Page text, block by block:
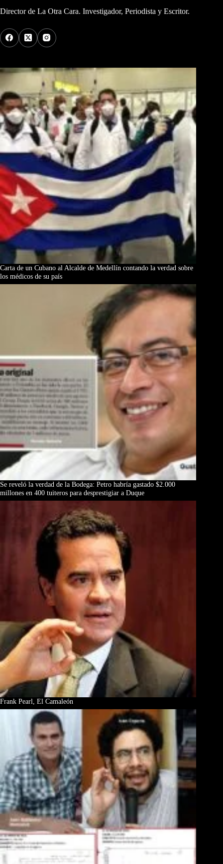
Director de La Otra Cara. Investigador, Periodista y Escritor.
Carta de un Cubano al Alcalde de Medellín contando la verdad sobre
los médicos de su país
Se reveló la verdad de la Bodega: Petro habría gastado $2.000
millones en 400 tuiteros para desprestigiar a Duque
Frank Pearl, El Camaleón